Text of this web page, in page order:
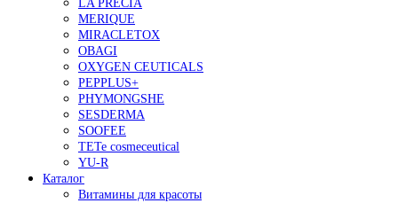
LA PRECIA
MERIQUE
MIRACLETOX
OBAGI
OXYGEN CEUTICALS
PEPPLUS+
PHYMONGSHE
SESDERMA
SOOFEE
TETe cosmeceutical
YU-R
Каталог
Витамины для красоты